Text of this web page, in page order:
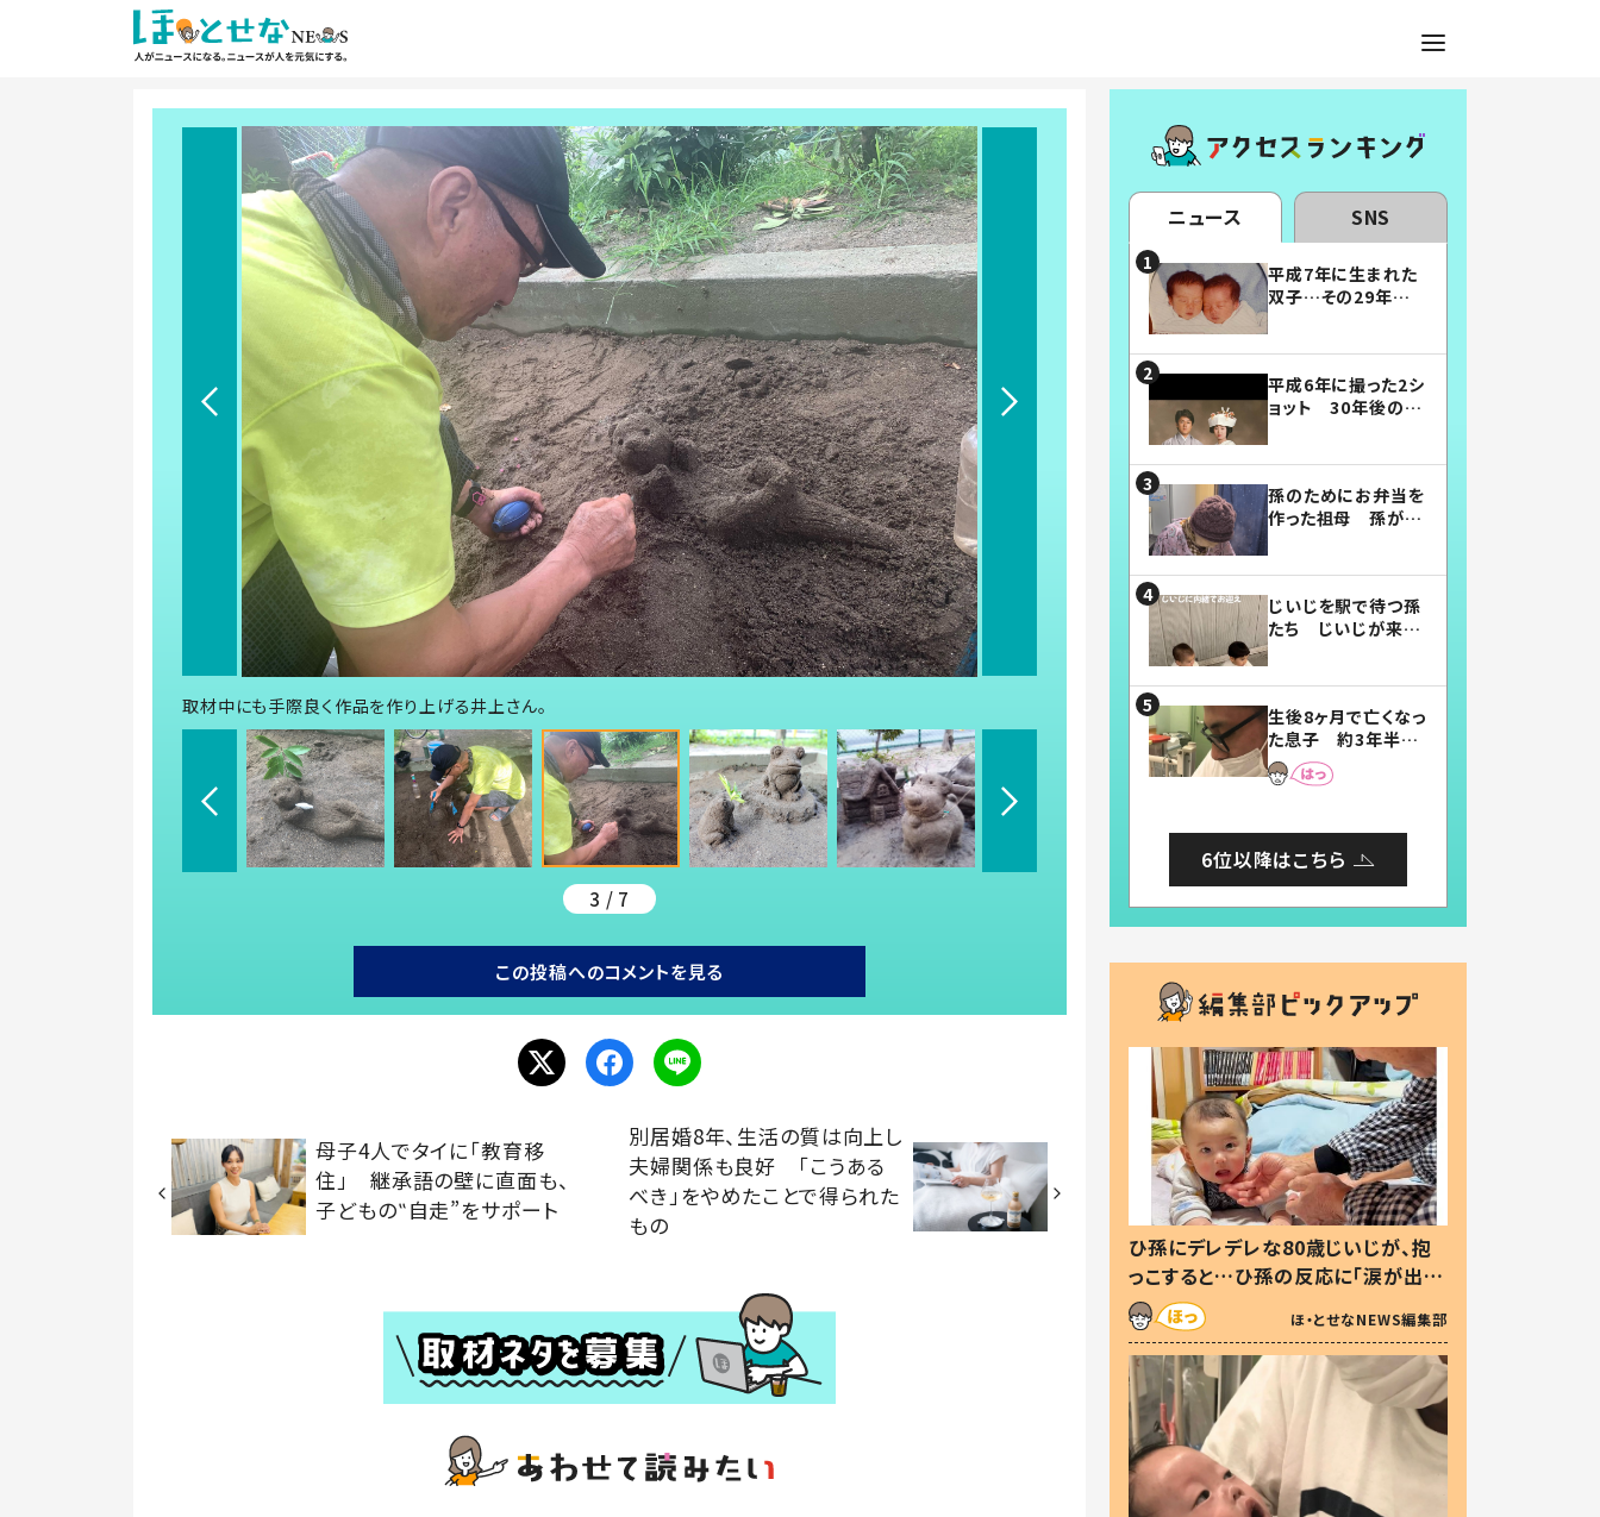
取材中にも手際良く作品を作り上げる井上さん。
3 / 7
この投稿へのコメントを見る
母子4人でタイに「教育移
住」 継承語の壁に直面も、
子どもの‟自走”をサポート
別居婚8年、生活の質は向上し
夫婦関係も良好 「こうある
べき」をやめたことで得られた
もの
ニュース SNS
平成7年に生まれた
双子…その29年後
平成6年に撮った2シ
ョット 30年後の姿
孫のためにお弁当を
作った祖母 孫が絶
じいじを駅で待つ孫
たち じいじが来た
まらない」「幸せにな
れる」
生後8ヶ月で亡くなっ
た息子 約3年半
後、当時の妻の日記
に書いてあった本音
6位以降はこちら
ひ孫にデレデレな80歳じいじが、抱
っこすると…ひ孫の反応に「涙が出ま
した」「可愛くて仕方ない」
ほ・とせなNEWS編集部